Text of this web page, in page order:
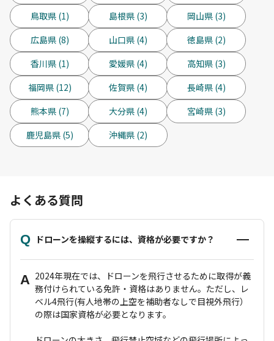
鳥取県 (1)
島根県 (3)
岡山県 (3)
広島県 (8)
山口県 (4)
徳島県 (2)
香川県 (1)
愛媛県 (4)
高知県 (3)
福岡県 (12)
佐賀県 (4)
長崎県 (4)
熊本県 (7)
大分県 (4)
宮崎県 (3)
鹿児島県 (5)
沖縄県 (2)
よくある質問
Q ドローンを操縦するには、資格が必要ですか？
A 2024年現在では、ドローンを飛行させるために取得が義
務付けられている免許・資格はありません。ただし、レ
ベル4飛行(有人地帯の上空を補助者なしで目視外飛行）
の際は国家資格が必要となります。